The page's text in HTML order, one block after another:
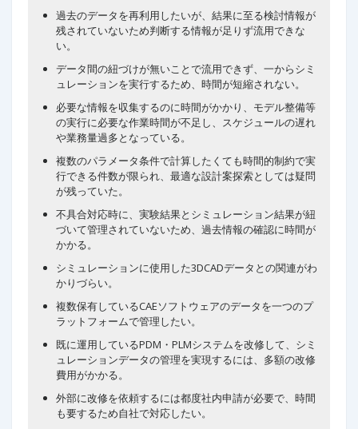
過去のデータを再利用したいが、結果に至る検討情報が
残されていないため判断する情報が足りず流用できな
い。
データ間の紐づけが無いことで流用できず、一からシミ
ュレーションを実行するため、時間が短縮されない。
必要な情報を収集するのに時間がかかり、モデル整備等
の実行に必要な作業時間が不足し、スケジュールの遅れ
や業務量過多となっている。
複数のパラメータ条件で計算したくても時間的制約で実
行できる件数が限られ、最適な設計案探索としては疑問
が残っていた。
不具合対応時に、実験結果とシミュレーション結果が紐
づいて管理されていないため、過去情報の確認に時間が
かかる。
シミュレーションに使用した3DCADデータとの関連がわ
かりづらい。
複数保有しているCAEソフトウェアのデータを一つのプ
ラットフォームで管理したい。
既に運用しているPDM・PLMシステムを改修して、シミ
ュレーションデータの管理を実現するには、多額の改修
費用がかかる。
外部に改修を依頼するには都度社内申請が必要で、時間
も要するため自社で対応したい。